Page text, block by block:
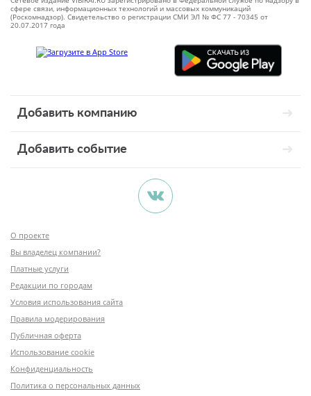
сфере связи, информационных технологий и массовых коммуникаций
(Роскомнадзор). Свидетельство о регистрации СМИ ЭЛ № ФС 77 - 70345 от
20.07.2017 года
Добавить компанию
Добавить событие
О проекте
Вы владелец компании?
Платные услуги
Редакции по городам
Условия использования сайта
Правила модерирования
Публичная оферта
Использование cookie
Конфиденциальность
Политика о персональных данных